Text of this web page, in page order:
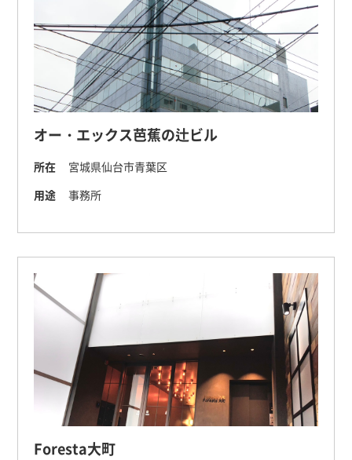
オー・エックス芭蕉の辻ビル
所在
宮城県仙台市青葉区
用途
事務所
Foresta大町